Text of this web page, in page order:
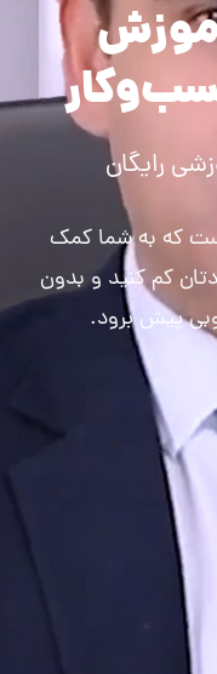
که به شما کمک
کم کنید و بدون
پیش برود.